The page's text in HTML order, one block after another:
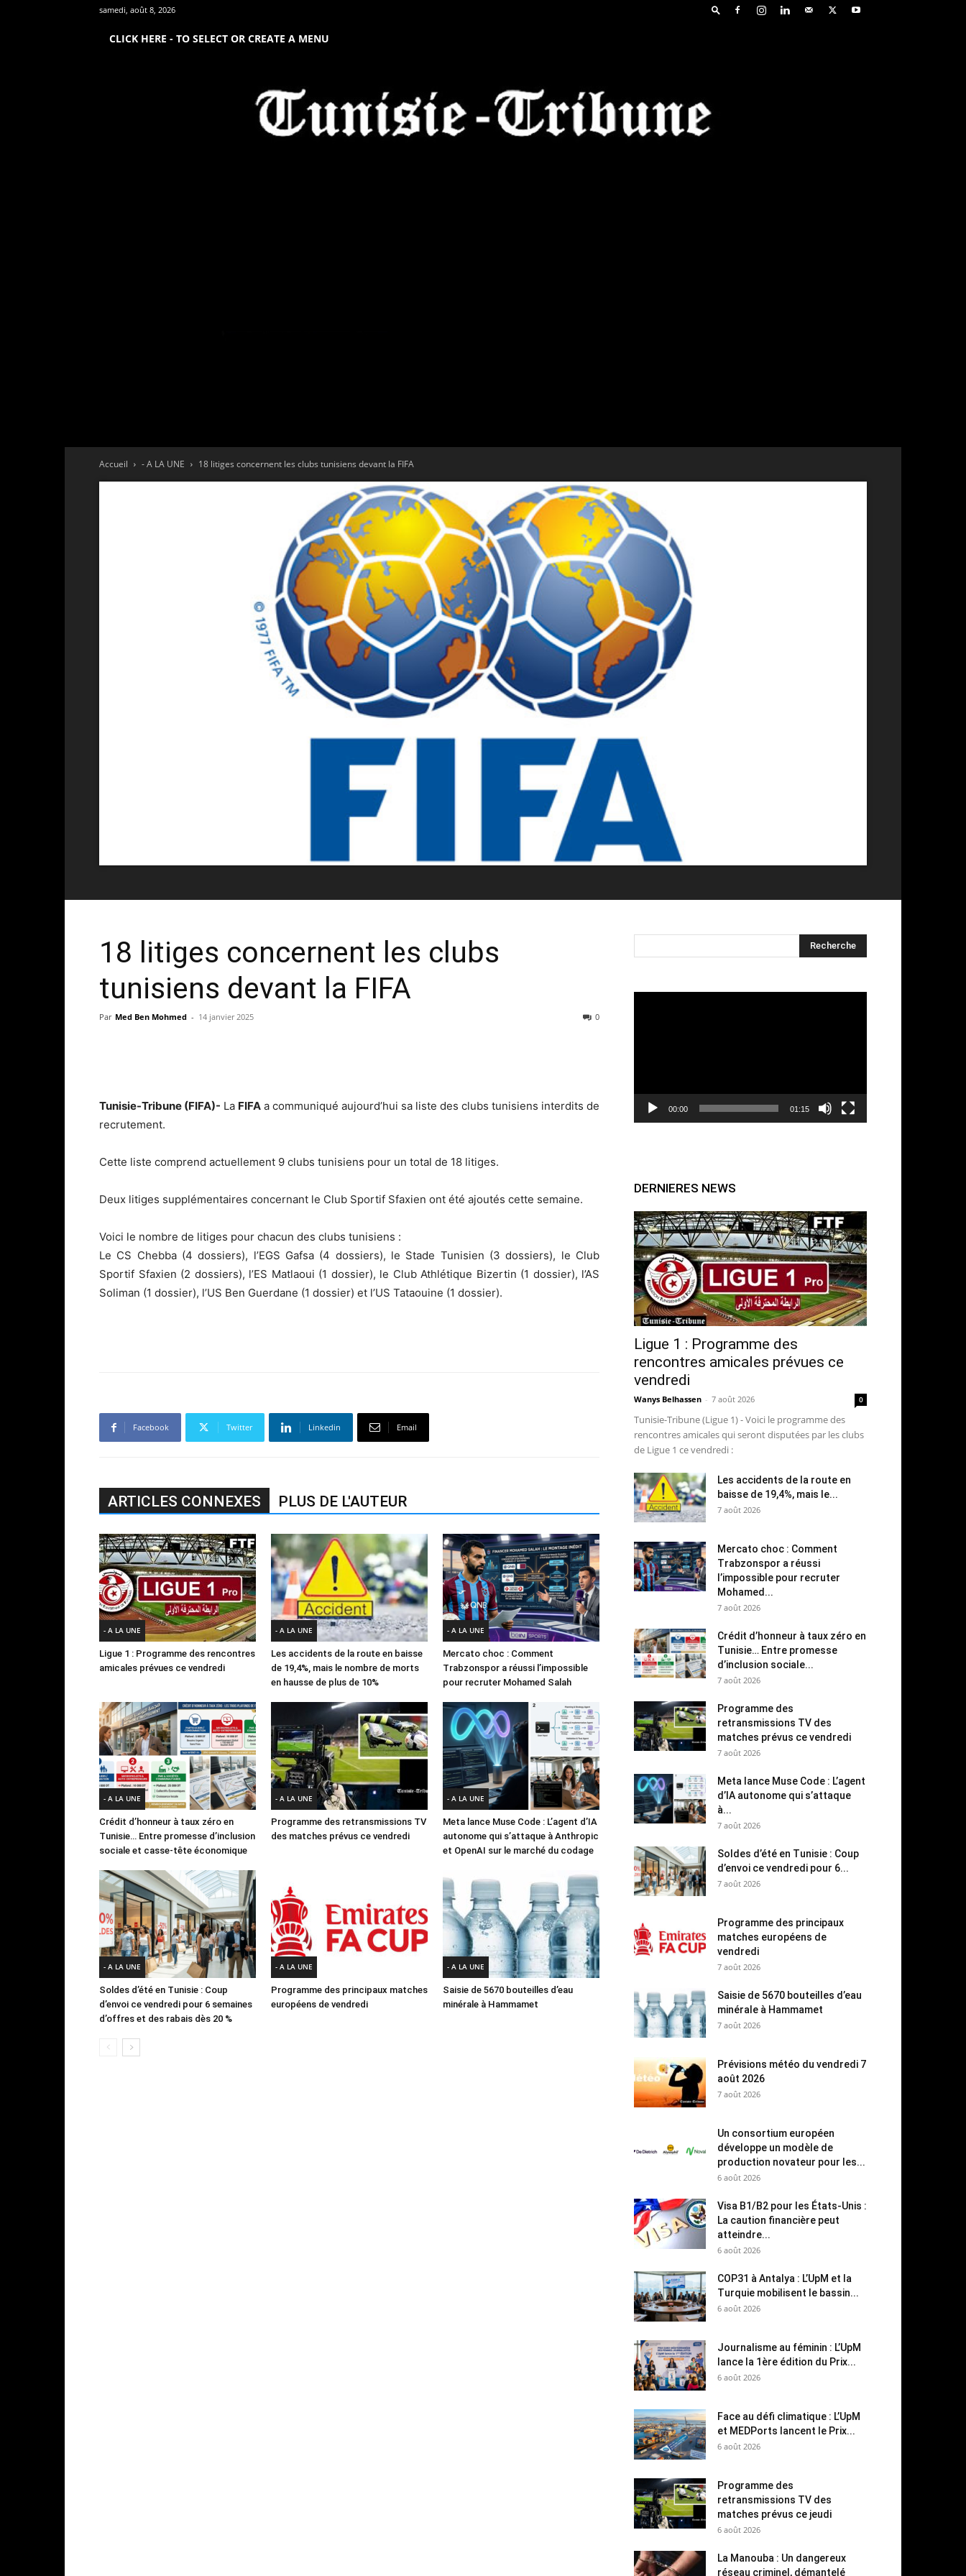
samedi, août 8, 2026
CLICK HERE - TO SELECT OR CREATE A MENU
Accueil - A LA UNE 18 litiges concernent les clubs tunisiens devant la FIFA
18 litiges concernent les clubs
tunisiens devant la FIFA
Par Med Ben Mohmed - 14 janvier 2025 0
Tunisie-Tribune (FIFA)- La FIFA a communiqué aujourd’hui sa liste des clubs tunisiens interdits de
recrutement.
Cette liste comprend actuellement 9 clubs tunisiens pour un total de 18 litiges.
Deux litiges supplémentaires concernant le Club Sportif Sfaxien ont été ajoutés cette semaine.
Voici le nombre de litiges pour chacun des clubs tunisiens :
Le CS Chebba (4 dossiers), l’EGS Gafsa (4 dossiers), le Stade Tunisien (3 dossiers), le Club
Sportif Sfaxien (2 dossiers), l’ES Matlaoui (1 dossier), le Club Athlétique Bizertin (1 dossier), l’AS
Soliman (1 dossier), l’US Ben Guerdane (1 dossier) et l’US Tataouine (1 dossier).
Facebook Twitter Linkedin Email
ARTICLES CONNEXES PLUS DE L'AUTEUR
- A LA UNE
Ligue 1 : Programme des rencontres
amicales prévues ce vendredi
- A LA UNE
Les accidents de la route en baisse
de 19,4%, mais le nombre de morts
en hausse de plus de 10%
- A LA UNE
Mercato choc : Comment
Trabzonspor a réussi l’impossible
pour recruter Mohamed Salah
- A LA UNE
Crédit d’honneur à taux zéro en
Tunisie… Entre promesse d’inclusion
sociale et casse-tête économique
- A LA UNE
Programme des retransmissions TV
des matches prévus ce vendredi
- A LA UNE
Meta lance Muse Code : L’agent d’IA
autonome qui s’attaque à Anthropic
et OpenAI sur le marché du codage
- A LA UNE
Soldes d’été en Tunisie : Coup
d’envoi ce vendredi pour 6 semaines
d’offres et des rabais dès 20 %
- A LA UNE
Programme des principaux matches
européens de vendredi
- A LA UNE
Saisie de 5670 bouteilles d’eau
minérale à Hammamet
00:00 01:15
DERNIERES NEWS
Ligue 1 : Programme des
rencontres amicales prévues ce
vendredi
Wanys Belhassen - 7 août 2026 0
Tunisie-Tribune (Ligue 1) - Voici le programme des
rencontres amicales qui seront disputées par les clubs
de Ligue 1 ce vendredi :
Les accidents de la route en
baisse de 19,4%, mais le...
7 août 2026
Mercato choc : Comment
Trabzonspor a réussi
l’impossible pour recruter
Mohamed...
7 août 2026
Crédit d’honneur à taux zéro en
Tunisie… Entre promesse
d’inclusion sociale...
7 août 2026
Programme des
retransmissions TV des
matches prévus ce vendredi
7 août 2026
Meta lance Muse Code : L’agent
d’IA autonome qui s’attaque
à...
7 août 2026
Soldes d’été en Tunisie : Coup
d’envoi ce vendredi pour 6...
7 août 2026
Programme des principaux
matches européens de
vendredi
7 août 2026
Saisie de 5670 bouteilles d’eau
minérale à Hammamet
7 août 2026
Prévisions météo du vendredi 7
août 2026
7 août 2026
Un consortium européen
développe un modèle de
production novateur pour les...
6 août 2026
Visa B1/B2 pour les États-Unis :
La caution financière peut
atteindre...
6 août 2026
COP31 à Antalya : L’UpM et la
Turquie mobilisent le bassin...
6 août 2026
Journalisme au féminin : L’UpM
lance la 1ère édition du Prix...
6 août 2026
Face au défi climatique : L’UpM
et MEDPorts lancent le Prix...
6 août 2026
Programme des
retransmissions TV des
matches prévus ce jeudi
6 août 2026
La Manouba : Un dangereux
réseau criminel, démantelé